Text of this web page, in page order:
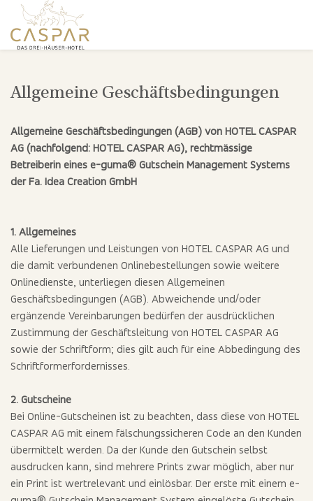
Allgemeine Geschäftsbedingungen
Allgemeine Geschäftsbedingungen (AGB) von HOTEL CASPAR
AG (nachfolgend: HOTEL CASPAR AG), rechtmässige
Betreiberin eines e-guma® Gutschein Management Systems
der Fa. Idea Creation GmbH
1. Allgemeines
Alle Lieferungen und Leistungen von HOTEL CASPAR AG und
die damit verbundenen Onlinebestellungen sowie weitere
Onlinedienste, unterliegen diesen Allgemeinen
Geschäftsbedingungen (AGB). Abweichende und/oder
ergänzende Vereinbarungen bedürfen der ausdrücklichen
Zustimmung der Geschäftsleitung von HOTEL CASPAR AG
sowie der Schriftform; dies gilt auch für eine Abbedingung des
Schriftformerfordernisses.
2. Gutscheine
Bei Online-Gutscheinen ist zu beachten, dass diese von HOTEL
CASPAR AG mit einem fälschungssicheren Code an den Kunden
übermittelt werden. Da der Kunde den Gutschein selbst
ausdrucken kann, sind mehrere Prints zwar möglich, aber nur
ein Print ist wertrelevant und einlösbar. Der erste mit einem e-